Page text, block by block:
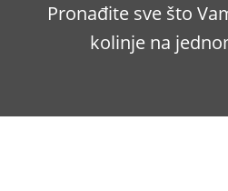
Pronađite sve što
kolinje na